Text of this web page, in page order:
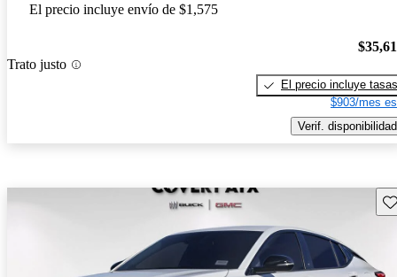
El precio incluye envío de $1,575
Trato justo
El precio incluye tasas
$903/mes
Verif. disponibilidad